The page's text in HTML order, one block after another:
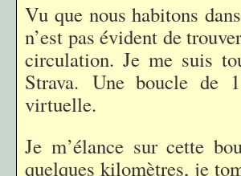
Vu que nous habitons
n’est pas évident de
circulation. Je me suis
Strava. Une boucle de
virtuelle.
Je m’élance sur cette
quelques kilomètres, je